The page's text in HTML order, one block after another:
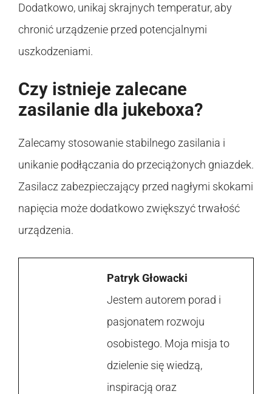
Dodatkowo, unikaj skrajnych temperatur, aby
chronić urządzenie przed potencjalnymi
uszkodzeniami.
Czy istnieje zalecane
zasilanie dla jukeboxa?
Zalecamy stosowanie stabilnego zasilania i
unikanie podłączania do przeciążonych gniazdek.
Zasilacz zabezpieczający przed nagłymi skokami
napięcia może dodatkowo zwiększyć trwałość
urządzenia.
Patryk Głowacki
Jestem autorem porad i
pasjonatem rozwoju
osobistego. Moja misja to
dzielenie się wiedzą,
inspiracją oraz